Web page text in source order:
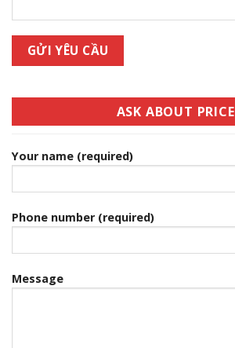
ASK ABOUT PRICE
Your name (required)
Phone number (required)
Message